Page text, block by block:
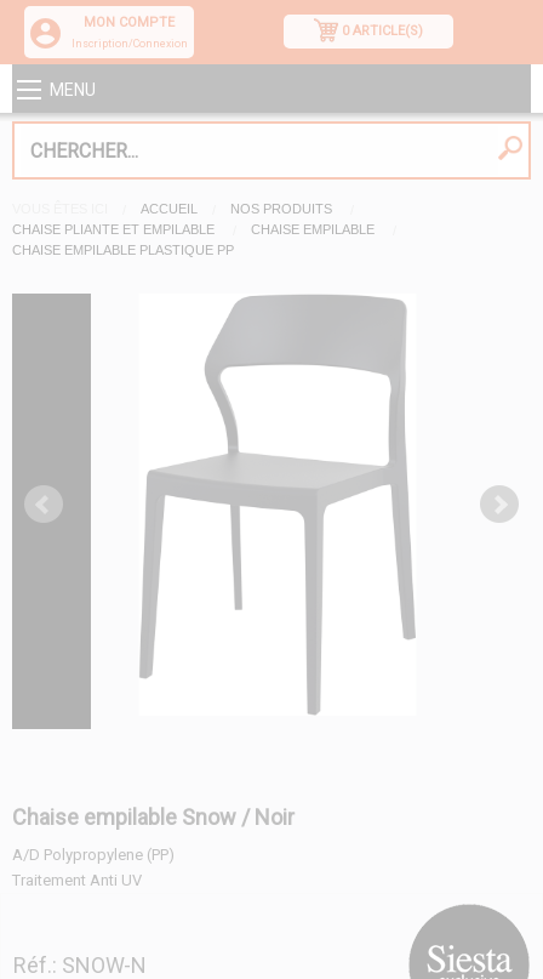
MON COMPTE
Inscription/Connexion
0 ARTICLE(S)
MENU
ACCUEIL
NOS PRODUITS
CHAISE PLIANTE ET EMPILABLE
CHAISE EMPILABLE
CHAISE EMPILABLE PLASTIQUE PP
Chaise empilable Snow / Noir
A/D Polypropylene (PP)
Traitement Anti UV
Réf.: SNOW-N